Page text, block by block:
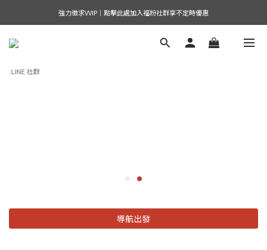
強力徵求VVIP｜點擊此處加入福粉社群享不定時優惠
導航出發